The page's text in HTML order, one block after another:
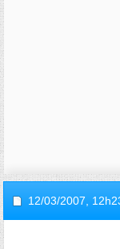
12/03/2007,